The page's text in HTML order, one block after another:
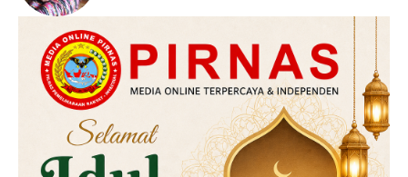
Daerah
Hukum
Kriminal
Labusel